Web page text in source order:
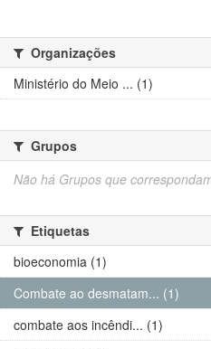
Organizações
Ministério do Meio ... (1)
Grupos
Não há Grupos que
Etiquetas
bioeconomia (1)
Combate ao desmatam... (1)
combate aos incêndi... (1)